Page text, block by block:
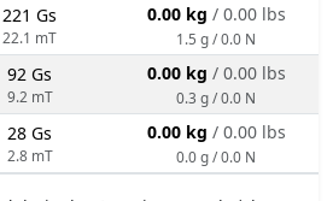
221 Gs
22.1 mT
0.00 kg / 0.00 lbs
1.5 g / 0.0 N
92 Gs
9.2 mT
0.00 kg / 0.00 lbs
0.3 g / 0.0 N
28 Gs
2.8 mT
0.00 kg / 0.00 lbs
0.0 g / 0.0 N